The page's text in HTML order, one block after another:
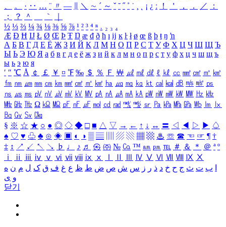
、
。 · ‥ … ¨ 〃 ― ＼ ∼ ´ ～ ˇ ˘ ˝ ˚ ˙ ¸ ¡ ¿ ː ！ ＇ ， ． ／
：
；
？ ＾ ｀
½ ⅓ ⅔ ¼ ¾ ⅛ ⅜ ⅝ ⅞ ¹ ² ³ ⁴ ⁿ ₁ ₂ ₃ ₄
Æ Ð Ħ Ĳ Ł Ø Œ Þ Ŧ Ŋ æ đ ð ħ ı ĳ ĸ ŀ ł ø œ ß þ ŧ ŋ ŉ
А Б В Г Д Е Ё Ж З И Й К Л М Н О П Р С Т У Ф Х Ц Ч Ш Щ Ъ
Ы Ь Э Ю Я а б в г д е ё ж з и й к л м н о п р с т у ф х ц ч ш щ ъ
ы ь э ю я
′ ″ ℃ Å ￠ ￡ ￥ ¤ ℉ ‰ ＄ ％ Ｆ ￦ ㎕ ㎖ ㎗ ℓ ㎘ ㏄ ㎣ ㎤ ㎥ ㎦
㎙ ㎚ ㎛ ㎜ ㎝ ㎞ ㎟ ㎠ ㎡ ㎢ ㏊ ㎍ ㎎ ㎏ ㏏ ㎈ ㎉ ㏈ ㎧ ㎨ ㎰
㎱ ㎲ ㎳ ㎴ ㎵ ㎶ ㎷ ㎸ ㎹ ㎀ ㎁ ㎂ ㎃ ㎄ ㎺ ㎻ ㎽ ㎾ ㎿ ㎐ ㎑
㎒ ㎓ ㎔ Ω ㏀ ㏁ ㎊ ㎋ ㎌ ㏖ ㏅ ㎭ ㎮ ㎯ ㏛ ㎩ ㎪ ㎫ ㎬ ㏝ ㏐
㏓
㏃ ㏉ ㏜ ㏆
§ ※ ☆ ★ ○ ● ◎ ◇ ◆ □ ■ △ ▽ → ← ↑ ↓ ↔ 〓 ◁ ◀ ▷ ▶ ♤
♠ ♡ ♥ ♧ ♣ ⊙ ◈ ▣ ◐ ◑ ▒ ▤ ▨ ▧ ▦ ▩ ♨ ☏ ☎ ☜ ☞ ¶ †
‡ ↕ ↗ ↙ ↖ ↘ ♭ ♩ ♪ ♬ ㉿ ㈜ № ㏇ ™ ㏂ ㏘ ℡ ＃ ＆ ＊ ＠ ª º
ⅰ
ⅱ ⅲ ⅳ ⅴ ⅵ ⅶ ⅷ ⅸ ⅹ Ⅳ Ⅴ Ⅵ Ⅶ Ⅷ Ⅸ Ⅹ
ب ت ث ج ح خ د ذ ر ز س ش ص ض ط ظ ع غ ف ق ک ل م ن ه
و ی
닫기